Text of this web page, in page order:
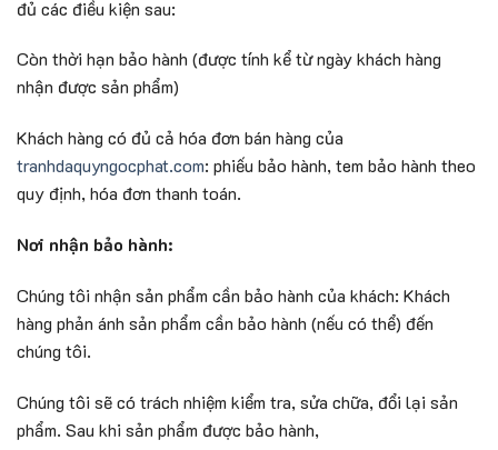
đủ các điều kiện sau:
Còn thời hạn bảo hành (được tính kể từ ngày khách hàng
nhận được sản phẩm)
Khách hàng có đủ cả hóa đơn bán hàng của
tranhdaquyngocphat.com: phiếu bảo hành, tem bảo hành theo
quy định, hóa đơn thanh toán.
Nơi nhận bảo hành:
Chúng tôi nhận sản phẩm cần bảo hành của khách: Khách
hàng phản ánh sản phẩm cần bảo hành (nếu có thể) đến
chúng tôi.
Chúng tôi sẽ có trách nhiệm kiểm tra, sửa chữa, đổi lại sản
phẩm. Sau khi sản phẩm được bảo hành,